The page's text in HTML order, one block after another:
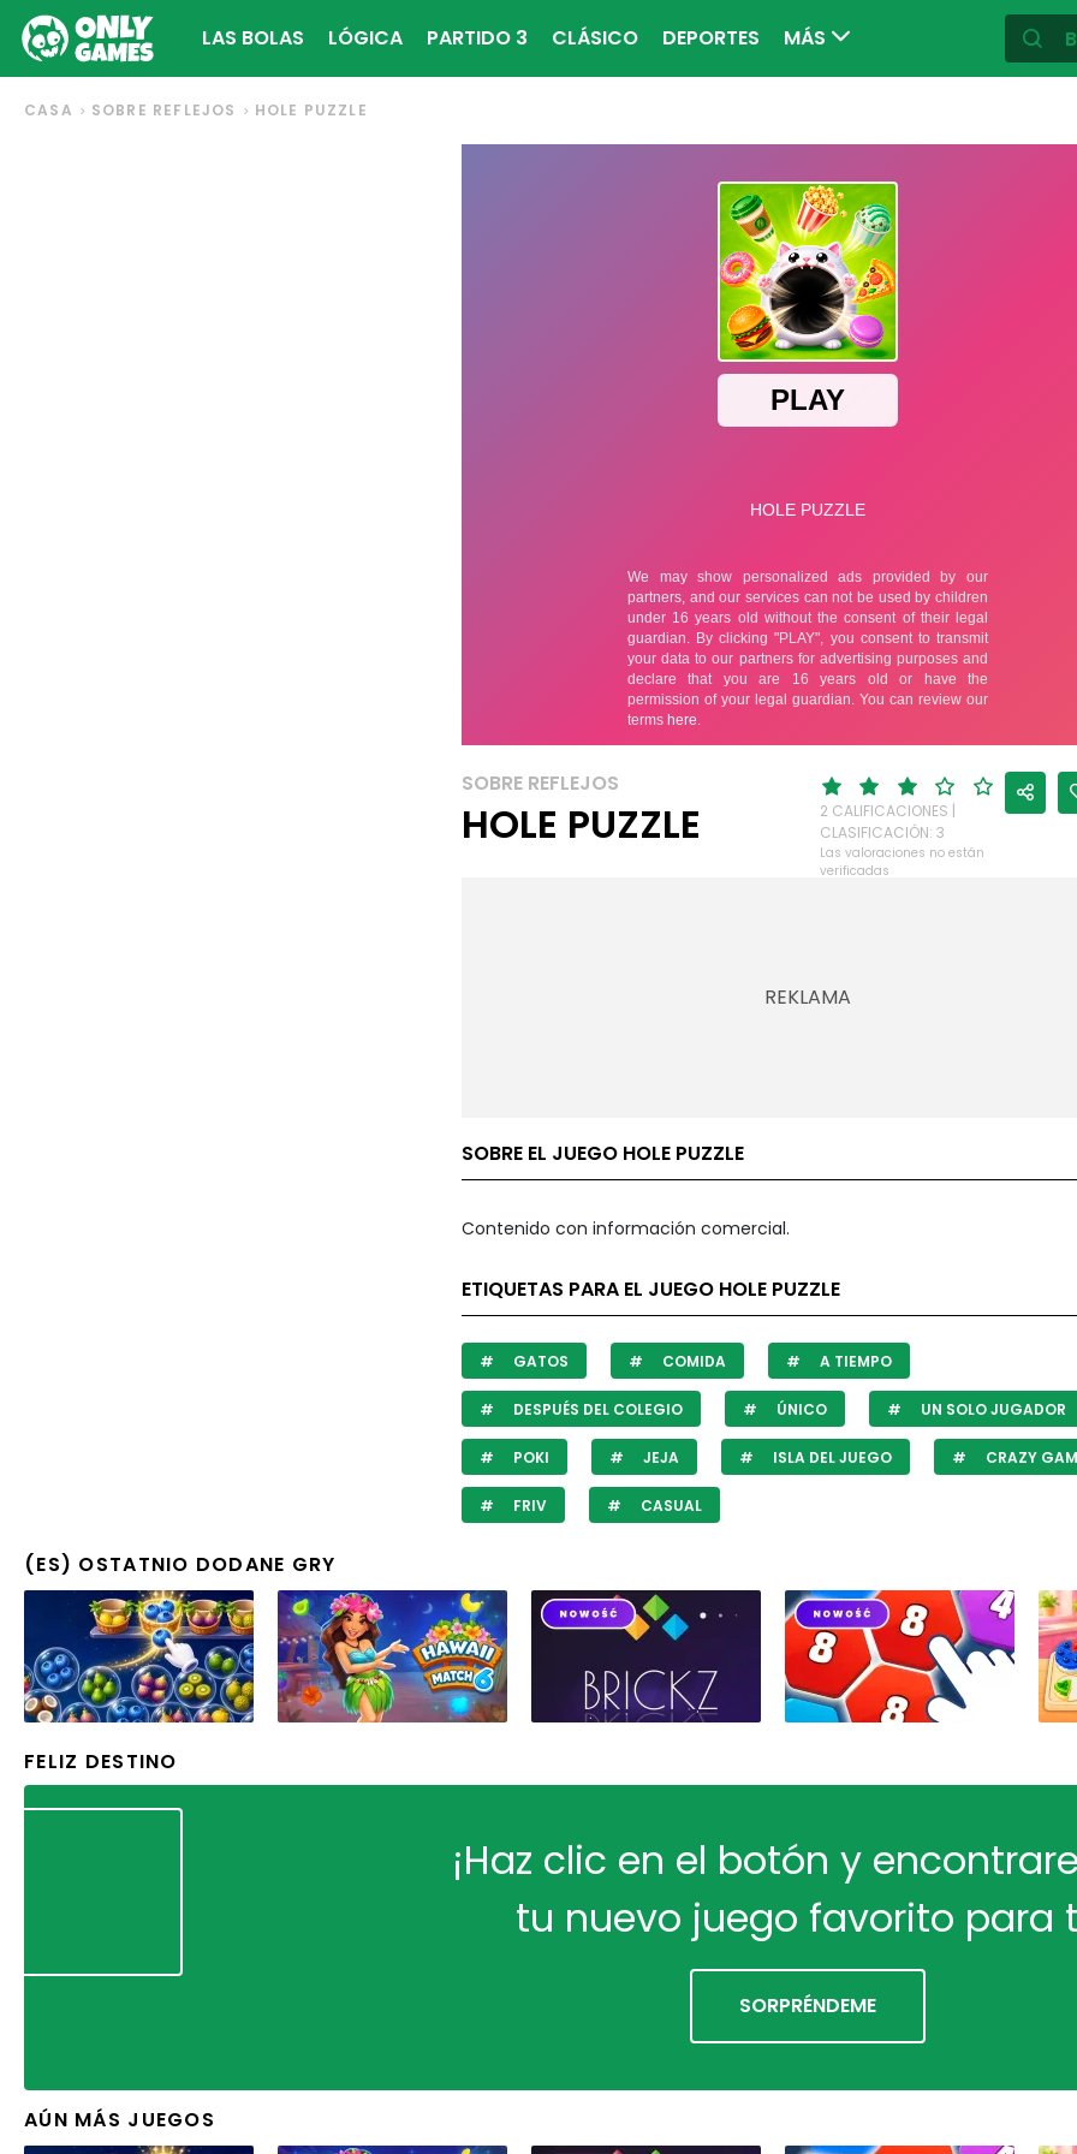
LAS BOLAS LÓGICA PARTIDO 3 CLÁSICO DEPORTES MÁS
CASA SOBRE REFLEJOS HOLE PUZZLE
SOBRE REFLEJOS
HOLE PUZZLE
2 CALIFICACIONES |
CLASIFICACIÓN: 3
Las valoraciones no están
verificadas
SOBRE EL JUEGO HOLE PUZZLE
Contenido con información comercial.
ETIQUETAS PARA EL JUEGO HOLE PUZZLE
GATOS COMIDA A TIEMPO
DESPUÉS DEL COLEGIO ÚNICO UN SOLO JUGADOR
POKI JEJA ISLA DEL JUEGO CRAZY
FRIV CASUAL
(ES) OSTATNIO DODANE GRY
FELIZ DESTINO
¡Haz clic en el botón y
tu nuevo juego favorito para
SORPRÉNDEME
AÚN MÁS JUEGOS